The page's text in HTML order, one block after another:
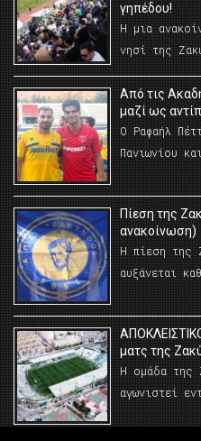
γηπέδου!
Η μια
νησί της
Από τις
μαζί ως
Ο Ραφαήλ
Πανιωνίου
Πίεση της
ανακοίνωση)
Η πίεση της
αυξάνεται
ματς της
Η ομάδα της
αγωνιστεί